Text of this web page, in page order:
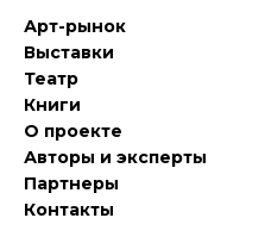
Арт-рынок
Выставки
Театр
Книги
О проекте
Авторы и эксперты
Партнеры
Контакты